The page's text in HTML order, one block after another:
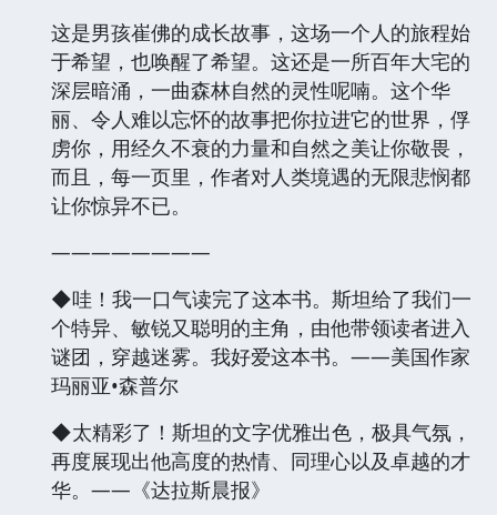
这是男孩崔佛的成长故事，这场一个人的旅程始
于希望，也唤醒了希望。这还是一所百年大宅的
深层暗涌，一曲森林自然的灵性呢喃。这个华
丽、令人难以忘怀的故事把你拉进它的世界，俘
虏你，用经久不衰的力量和自然之美让你敬畏，
而且，每一页里，作者对人类境遇的无限悲悯都
让你惊异不已。
————————
◆哇！我一口气读完了这本书。斯坦给了我们一
个特异、敏锐又聪明的主角，由他带领读者进入
谜团，穿越迷雾。我好爱这本书。——美国作家
玛丽亚•森普尔
◆太精彩了！斯坦的文字优雅出色，极具气氛，
再度展现出他高度的热情、同理心以及卓越的才
华。——《达拉斯晨报》